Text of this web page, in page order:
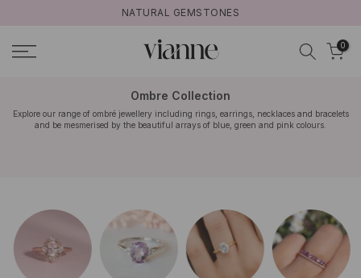
contenu
NATURAL GEMSTONES
0
Ombre Collection
Explore our range of ombré jewellery including rings, earrings, necklaces and bracelets
and be mesmerised by the beautiful arrays of blue, green and pink colours.